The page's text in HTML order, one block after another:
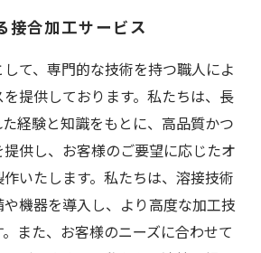
接合加工サービス
て、専門的な技術を持つ職人によ
提供しております。私たちは、長
経験と知識をもとに、高品質かつ
供し、お客様のご要望に応じたオ
いたします。私たちは、溶接技術
機器を導入し、より高度な加工技
また、お客様のニーズに合わせて